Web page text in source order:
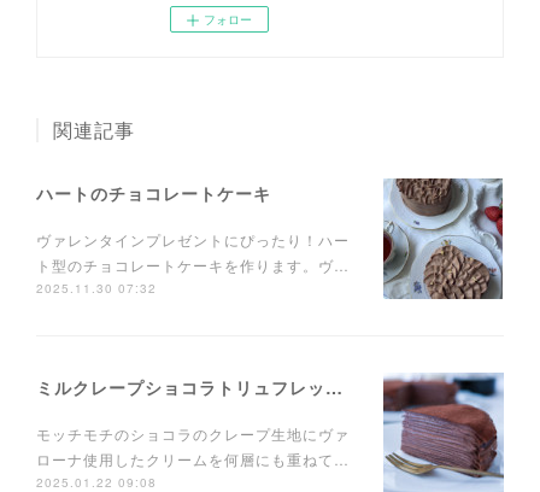
フォロー
関連記事
ハートのチョコレートケーキ
ヴァレンタインプレゼントにぴったり！ハー
ト型のチョコレートケーキを作ります。ヴ…
2025.11.30 07:32
ミルクレープショコラトリュフレッスン
モッチモチのショコラのクレープ生地にヴァ
ローナ使用したクリームを何層にも重ねて…
2025.01.22 09:08